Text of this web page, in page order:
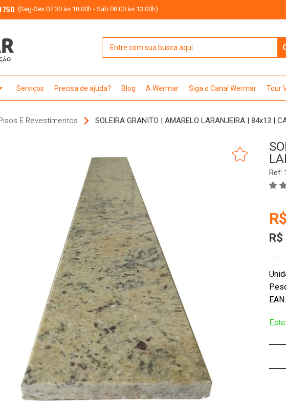
(Seg-Sex 07:30 às 18:00h - Sáb 08:00 às 13:00h)
Serviços Precisa de ajuda? Blog A Wermar Siga o Canal Wermar Tour
E Revestimentos SOLEIRA GRANITO | AMARELO LARANJEIRA | 84x13 |
Ref: